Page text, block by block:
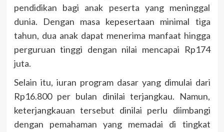
pendidikan bagi anak peserta yang meninggal
dunia. Dengan masa kepesertaan minimal tiga
tahun, dua anak dapat menerima manfaat hingga
perguruan tinggi dengan nilai mencapai Rp174
juta.
Selain itu, iuran program dasar yang dimulai dari
Rp16.800 per bulan dinilai terjangkau. Namun,
keterjangkauan tersebut dinilai perlu diimbangi
dengan pemahaman yang memadai di tingkat